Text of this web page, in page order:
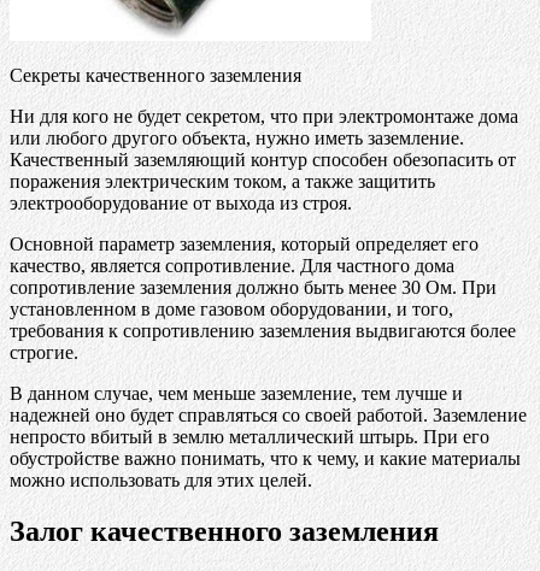
Секреты качественного заземления
Ни для кого не будет секретом, что при электромонтаже дома
или любого другого объекта, нужно иметь заземление.
Качественный заземляющий контур способен обезопасить от
поражения электрическим током, а также защитить
электрооборудование от выхода из строя.
Основной параметр заземления, который определяет его
качество, является сопротивление. Для частного дома
сопротивление заземления должно быть менее 30 Ом. При
установленном в доме газовом оборудовании, и того,
требования к сопротивлению заземления выдвигаются более
строгие.
В данном случае, чем меньше заземление, тем лучше и
надежней оно будет справляться со своей работой. Заземление
непросто вбитый в землю металлический штырь. При его
обустройстве важно понимать, что к чему, и какие материалы
можно использовать для этих целей.
Залог качественного заземления